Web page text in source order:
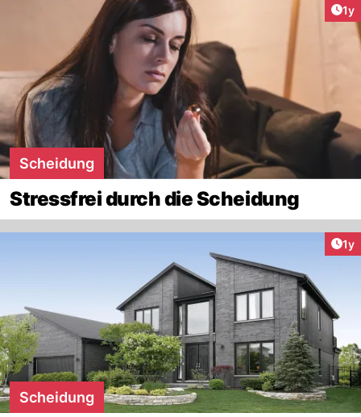
1y
Scheidung
Stressfrei durch die Scheidung
1y
Scheidung